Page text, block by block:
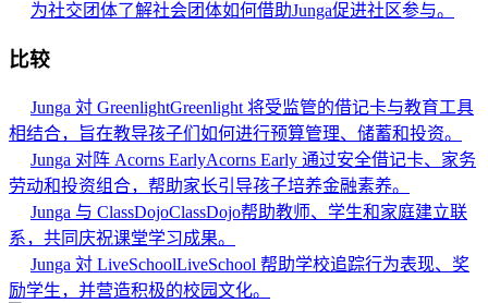
为社交团体了解社会团体如何借助Junga促进社区参与。
比较
Junga 対 GreenlightGreenlight 将受监管的借记卡与教育工具
相结合，旨在教导孩子们如何进行预算管理、储蓄和投资。
Junga 对阵 Acorns EarlyAcorns Early 通过安全借记卡、家务
劳动和投资组合，帮助家长引导孩子培养金融素养。
Junga 与 ClassDojoClassDojo帮助教师、学生和家庭建立联
系，共同庆祝课堂学习成果。
Junga 対 LiveSchoolLiveSchool 帮助学校追踪行为表现、奖
励学生，并营造积极的校园文化。